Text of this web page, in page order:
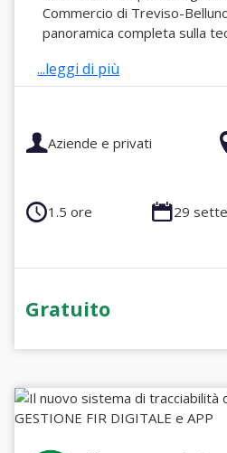
Commercio di Treviso-
panoramica completa sulla
...leggi di più
Aziende e privati
1.5 ore 29
Gratuito